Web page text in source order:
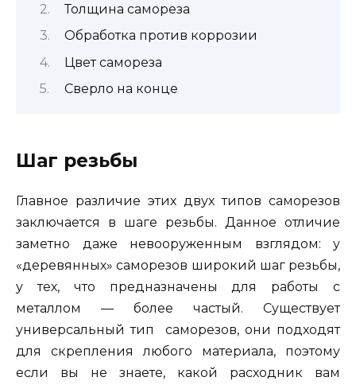
Толщина самореза
Обработка против коррозии
Цвет самореза
Сверло на конце
Шаг резьбы
Главное различие этих двух типов саморезов
заключается в шаге резьбы. Данное отличие
заметно даже невооруженным взглядом: у
«деревянных» саморезов широкий шаг резьбы,
у тех, что предназначены для работы с
металлом — более частый. Существует
универсальный тип саморезов, они подходят
для скрепления любого материала, поэтому
если вы не знаете, какой расходник вам